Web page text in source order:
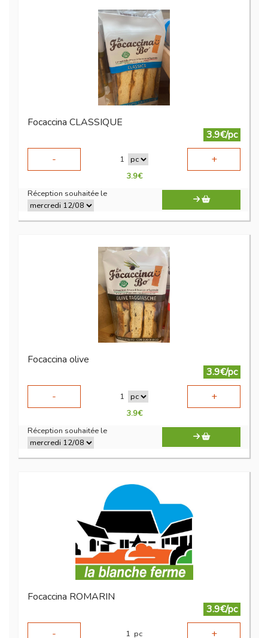
Focaccina CLASSIQUE
3.9€/pc
-
1 +
3.9€
Réception souhaitée le
Focaccina olive
3.9€/pc
-
1 +
3.9€
Réception souhaitée le
Focaccina ROMARIN
3.9€/pc
-
1 pc +